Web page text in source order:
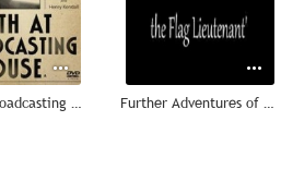
Death at Broadcasting House Further Adventures of a Flag Officer